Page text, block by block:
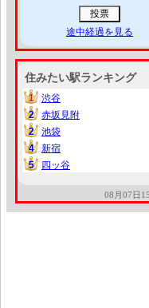
途中経過を見る
住みたい駅ランキング
1
1
渋谷
2
2
赤坂見附
2
2
池袋
4
4
新宿
5
5 四ッ谷
08月07日